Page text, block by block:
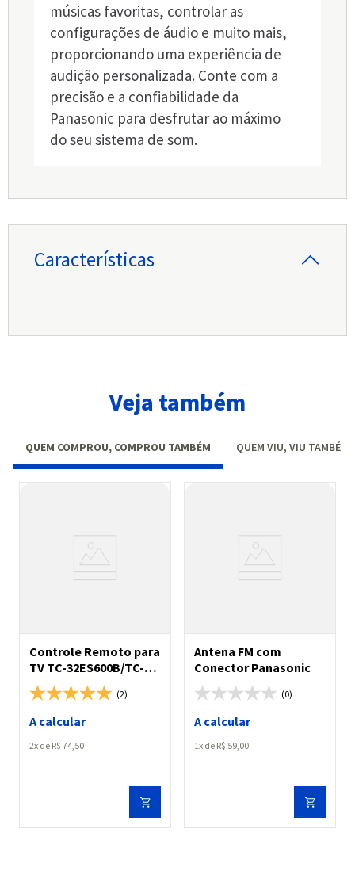
músicas favoritas, controlar as
configurações de áudio e muito mais,
proporcionando uma experiência de
audição personalizada. Conte com a
precisão e a confiabilidade da
Panasonic para desfrutar ao máximo
do seu sistema de som.
Características
Veja também
QUEM COMPROU, COMPROU TAMBÉM QUEM VIU, VIU TAMBÉM
Controle Remoto para
TV TC-32ES600B/TC-
32FS500B/TC-
40ES600B/TC-
43ES630B/TC-
43EX600B/TC-
43SV700B/TC-
55EX600B/TC-58EX750B
(2)
A calcular
2 R$ 74 50
Antena FM com
Conector Panasonic
(0)
A calcular
1 R$ 59 00